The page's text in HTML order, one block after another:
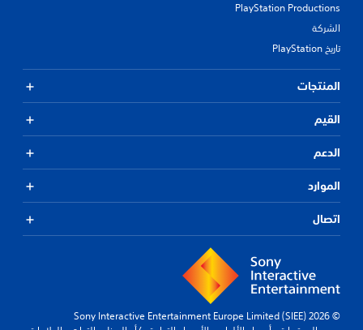
PlayStation Productions
الشركة
تاريخ PlayStation
المنتجات
القيم
الدعم
الموارد
اتصال
© 2026 Sony Interactive Entertainment Europe Limited (SIEE)